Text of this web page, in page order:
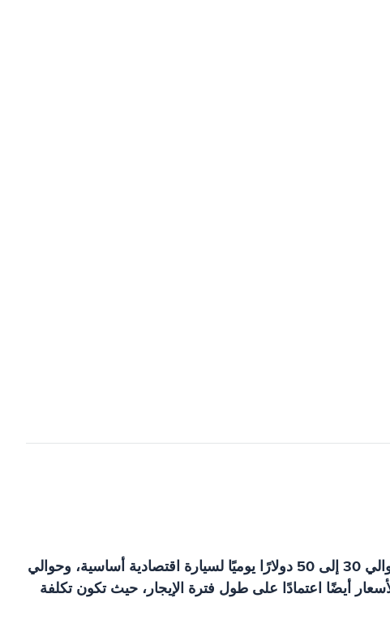
تختلف أسعار تأجير السيارات في غرينادا حسب نوع السيارة التي تبحث عنها. بشكل عام، يمكنك أن تتوقع أن تدفع حوالي 30 إلى 50 دولارًا يوميًا لسيارة اقتصادية أساسية، وحوالي
الفاخرة ما يزيد عن 100 دولار في اليوم. قد تختلف الأسعار أيضًا اعتمادًا على طول فترة الإيجار، حيث تكون تكلفة